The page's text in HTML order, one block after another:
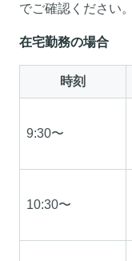
でご確認ください。
在宅勤務の場合
時刻
9:30〜
10:30〜